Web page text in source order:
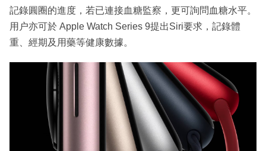
記錄圓圈的進度，若已連接血糖監察，更可詢問血糖水平。
用户亦可於 Apple Watch Series 9提出Siri要求，記錄體
重、經期及用藥等健康數據。